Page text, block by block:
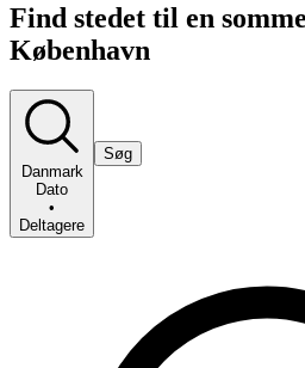
Find stedet til en
København
Danmark
Dato
•
Deltagere
Søg